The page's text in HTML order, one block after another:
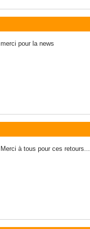
merci pour la news
Merci à tous pour ces retours...